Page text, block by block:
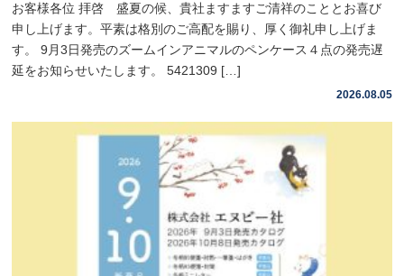
お客様各位 拝啓 盛夏の候、貴社ますますご清祥のこととお喜び
申し上げます。平素は格別のご高配を賜り、厚く御礼申し上げま
す。 9月3日発売のズームインアニマルのペンケース４点の発売遅
延をお知らせいたします。 5421309 […]
2026.08.05